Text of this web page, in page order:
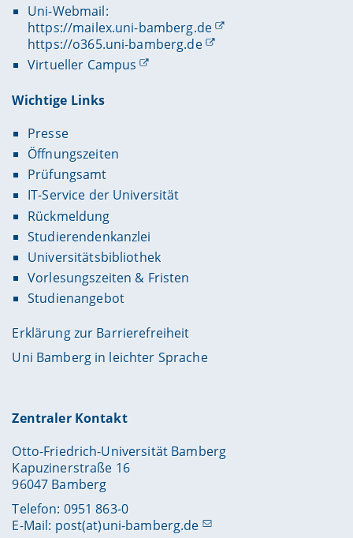
Uni-Webmail:
https://mailex.uni-bamberg.de
https://o365.uni-bamberg.de
Virtueller Campus
Wichtige Links
Presse
Öffnungszeiten
Prüfungsamt
IT-Service der Universität
Rückmeldung
Studierendenkanzlei
Universitätsbibliothek
Vorlesungszeiten & Fristen
Studienangebot
Erklärung zur Barrierefreiheit
Uni Bamberg in leichter Sprache
Zentraler Kontakt
Otto-Friedrich-Universität Bamberg
Kapuzinerstraße 16
96047 Bamberg
Telefon: 0951 863-0
E-Mail: post(at)uni-bamberg.de